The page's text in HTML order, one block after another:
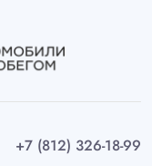
+7 (812) 326-18-99